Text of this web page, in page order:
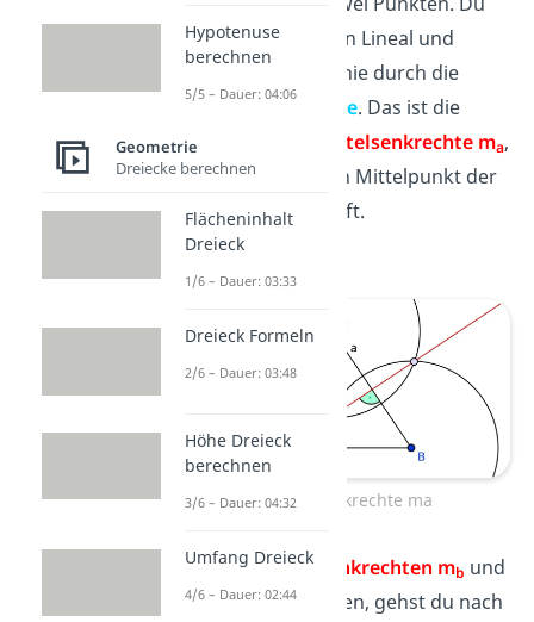
nimmst dir ein Lineal und
ziehst eine Linie durch die
Schnittpunkte. Das ist die
Mittelsenkrechte ma,
die durch den Mittelpunkt der
Seite a verläuft.
Mittelsenkrechte ma
Um dieMittelsenkrechten mb und
m herauszufinden, gehst du nach
Hypotenuse
berechnen
5/5 – Dauer: 04:06
Geometrie
Dreiecke berechnen
Flächeninhalt
Dreieck
1/6 – Dauer: 03:33
Dreieck Formeln
2/6 – Dauer: 03:48
Höhe Dreieck
berechnen
3/6 – Dauer: 04:32
Umfang Dreieck
4/6 – Dauer: 02:44